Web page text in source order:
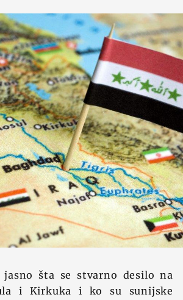
šta se stvarno desilo na
i Kirkuka i ko su sunijske